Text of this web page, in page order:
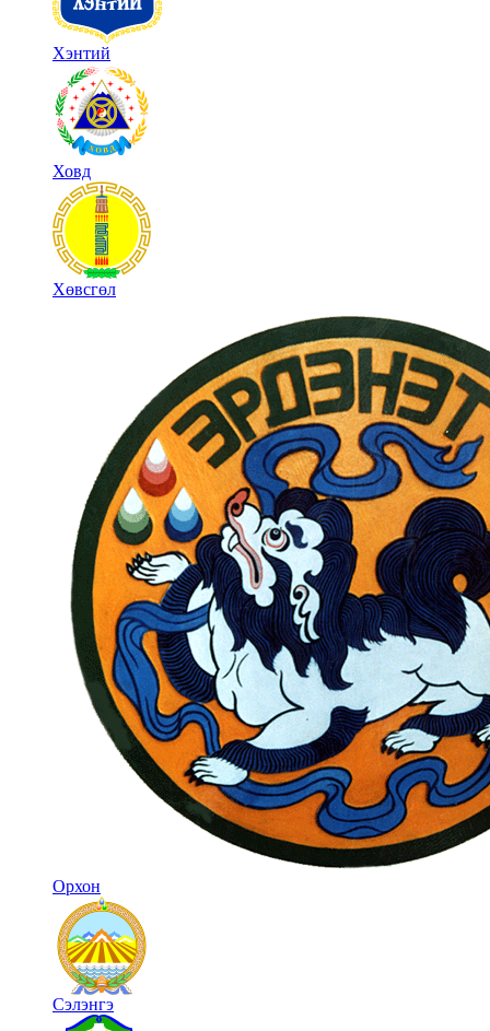
Хэнтий
Ховд
Хөвсгөл
Орхон
Сэлэнгэ